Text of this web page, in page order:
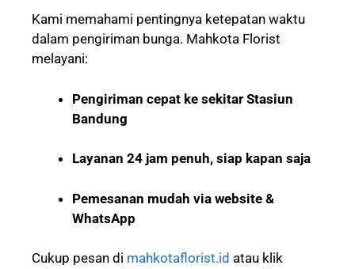
Kami memahami pentingnya ketepatan waktu
dalam pengiriman bunga. Mahkota Florist
melayani:
Pengiriman cepat ke sekitar Stasiun
Bandung
Layanan 24 jam penuh, siap kapan saja
Pemesanan mudah via website &
WhatsApp
Cukup pesan di mahkotaflorist.id atau klik